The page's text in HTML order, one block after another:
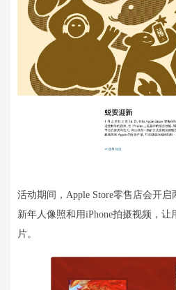
活动期间，Apple Store零售店会开启
新年人像照和用iPhone拍摄视频，
片。